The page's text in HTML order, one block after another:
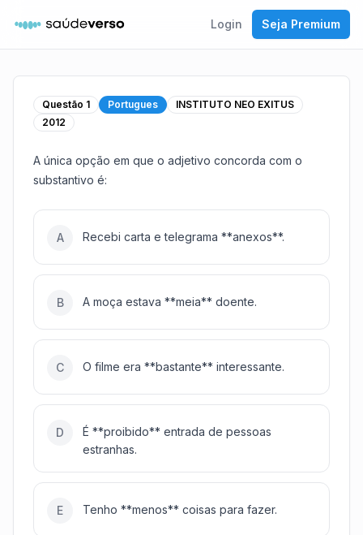
Login Seja Premium
Questão 1 Portugues
INSTITUTO NEO EXITUS
2012
A única opção em que o adjetivo concorda com o
substantivo é:
A Recebi carta e telegrama **anexos**.
B A moça estava **meia** doente.
C O filme era **bastante** interessante.
D
É **proibido** entrada de pessoas
estranhas.
E Tenho **menos** coisas para fazer.